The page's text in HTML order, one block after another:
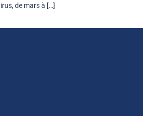
de mars à […]